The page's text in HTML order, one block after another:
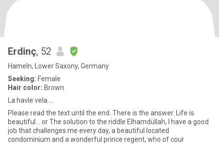
Erdinç, 52
Hameln, Lower Saxony, Germany
Seeking: Female
Hair color: Brown
La havle vela....
Please read the text until the end. There is the answer. Life is
beautiful... or The solution to the riddle Elhamdüllah, I have a good
job that challenges me every day, a beautiful located
condominium and a wonderful prince regent, who of cour